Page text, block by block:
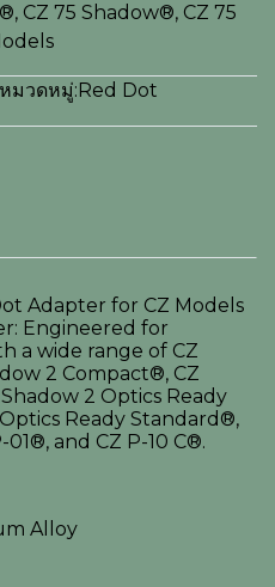
CZ 75 Shadow®, CZ 75
หมวดหมู่:Red Dot
Adapter for CZ Models
Engineered for
a wide range of CZ
2 Compact®, CZ
2 Optics Ready
Ready Standard®,
01®, and CZ P-10 C®.
Alloy